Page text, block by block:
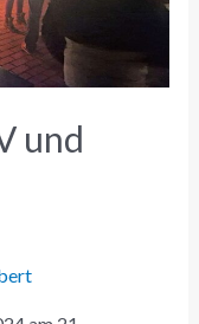
und